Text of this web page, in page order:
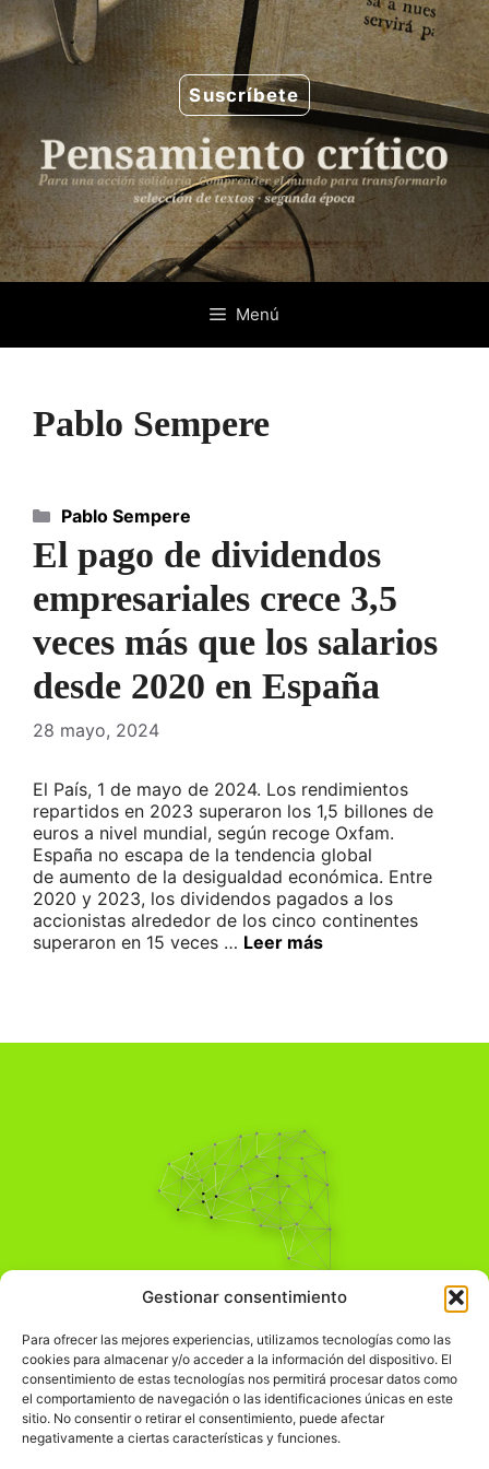
Gestionar consentimiento
Para ofrecer las mejores experiencias, utilizamos tecnologías como las
cookies para almacenar y/o acceder a la información del dispositivo. El
consentimiento de estas tecnologías nos permitirá procesar datos como
el comportamiento de navegación o las identificaciones únicas en este
sitio. No consentir o retirar el consentimiento, puede afectar
negativamente a ciertas características y funciones.
Saltar
al
contenido
Suscríbete
Menú
Pablo Sempere
El pago de dividendos
empresariales crece 3,5
veces más que los salarios
desde 2020 en España
28 mayo, 2024
El País, 1 de mayo de 2024. Los rendimientos
repartidos en 2023 superaron los 1,5 billones de
euros a nivel mundial, según recoge Oxfam.
España no escapa de la tendencia global
de aumento de la desigualdad económica. Entre
2020 y 2023, los dividendos pagados a los
accionistas alrededor de los cinco continentes
superaron en 15 veces … Leer más
Categorías
Pablo Sempere
Pensamiento Crítico
Comprender el mundo para transformarlo.
Información Legal